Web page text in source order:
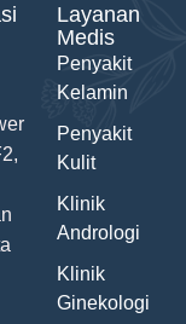
Layanan
Medis
Penyakit
Kelamin
Penyakit
Kulit
Klinik
Andrologi
Klinik
Ginekologi